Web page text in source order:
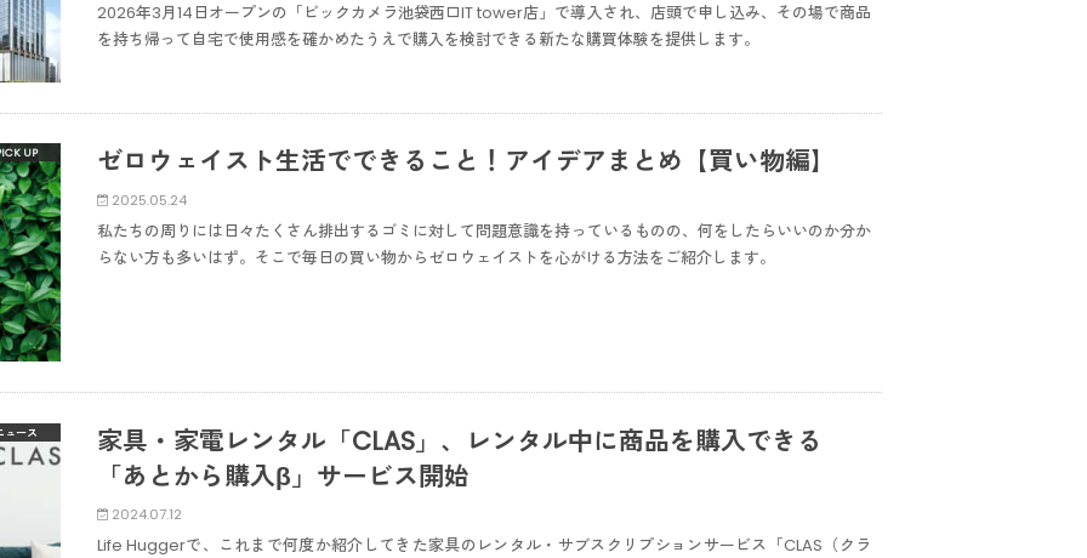
2026年3月14日オープンの「ビックカメラ池袋西口IT tower店」で導入され、店頭で申し込み、その場で商品
を持ち帰って自宅で使用感を確かめたうえで購入を検討できる新たな購買体験を提供します。
ゼロウェイスト生活でできること！アイデアまとめ【買い物編】
2025.05.24
私たちの周りには日々たくさん排出するゴミに対して問題意識を持っているものの、何をしたらいいのか分か
らない方も多いはず。そこで毎日の買い物からゼロウェイストを心がける方法をご紹介します。
ュース
家具・家電レンタル「CLAS」、レンタル中に商品を購入できる
「あとから購入β」サービス開始
2024.07.12
Life Huggerで、これまで何度か紹介してきた家具のレンタル・サブスクリプションサービス「CLAS（クラ